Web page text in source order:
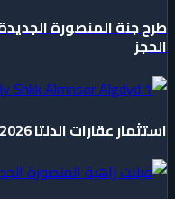
الحجز
استثمار عقارات الدلتا 2026: دليلك لأفضل الفرص والأسعار